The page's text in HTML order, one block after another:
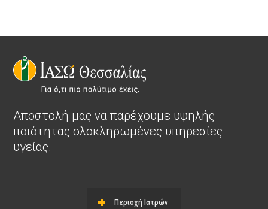
Αποστολή μας να παρέχουμε υψηλής
ποιότητας ολοκληρωμένες υπηρεσίες
υγείας.
Περιοχή Ιατρών